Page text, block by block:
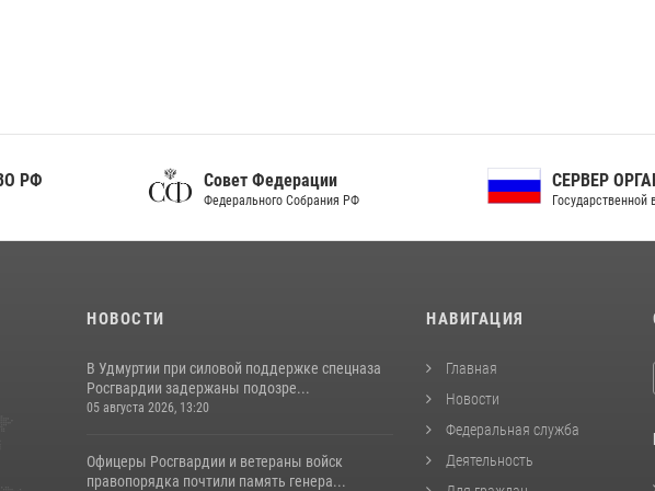
Совет Федерации
Федерального Собрания РФ
СЕРВЕР ОРГАНОВ
Государственной власти РФ
НОВОСТИ
В Удмуртии при силовой поддержке спецназа
Росгвардии задержаны подозре...
05 августа 2026, 13:20
Офицеры Росгвардии и ветераны войск
правопорядка почтили память генера...
НАВИГАЦИЯ
Главная
Новости
Федеральная служба
Деятельность